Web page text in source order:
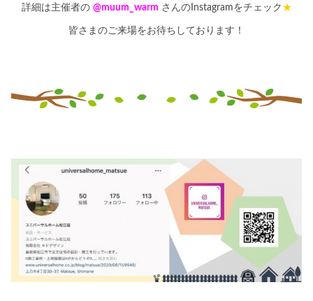
詳細は主催者の @muum_warm さんのInstagramをチェック ★
皆さまのご来場をお待ちしております！